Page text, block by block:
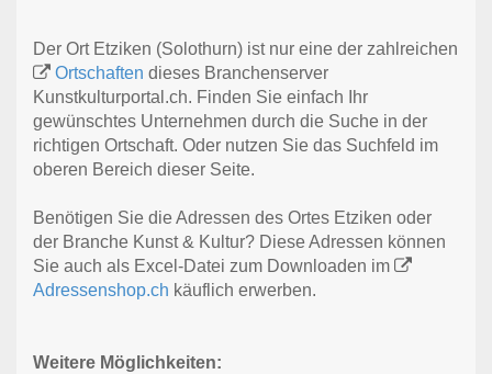
Der Ort Etziken (Solothurn) ist nur eine der zahlreichen
Ortschaften dieses Branchenserver
Kunstkulturportal.ch. Finden Sie einfach Ihr
gewünschtes Unternehmen durch die Suche in der
richtigen Ortschaft. Oder nutzen Sie das Suchfeld im
oberen Bereich dieser Seite.
Benötigen Sie die Adressen des Ortes Etziken oder
der Branche Kunst & Kultur? Diese Adressen können
Sie auch als Excel-Datei zum Downloaden im
Adressenshop.ch käuflich erwerben.
Weitere Möglichkeiten: